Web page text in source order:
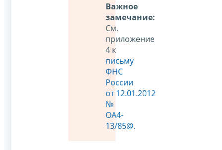
Важное
замечание:
См.
приложение
4 к
письму
ФНС
России
от 12.01.2012
№
ОА4-
13/85@.